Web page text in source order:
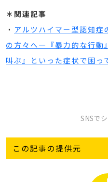
＊関連記事
・ アルツハイマー型認知症
の方々へ―『暴力的な行動
叫ぶ』といった症状で困
SNSで
この記事の提供元